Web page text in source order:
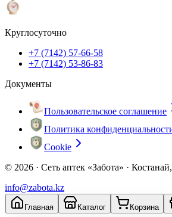
Круглосуточно
+7 (7142) 57-66-58
+7 (7142) 53-86-83
Документы
Пользовательское соглашение
Политика
Cookie
© 2026 · Сеть аптек «Забота» ·
info@zabota.kz
Главная Каталог Корзина